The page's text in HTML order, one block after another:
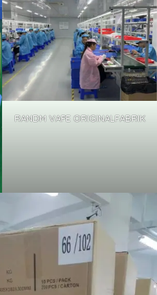
RANDM VAPE ORIGINALFABRIK